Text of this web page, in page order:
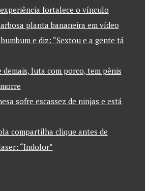
fortalece o vínculo
planta bananeira em vídeo
e diz: “Sextou e a gente tá
demais, luta com porco, tem pênis
sofre escassez de ninjas e está
compartilha clique antes de
“Indolor”